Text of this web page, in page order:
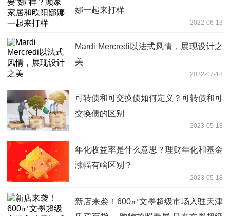
娜一起来打样
2022-06-13
Mardi Mercredi以法式风情，展现设计之
美
2022-07-18
可转债和可交换债如何定义？可转债和可
交换债的区别
2023-05-18
年化收益率是什么意思？理财年化和基金
涨幅有啥区别？
2023-05-18
新店来袭！600㎡文墨超级市场入驻天津